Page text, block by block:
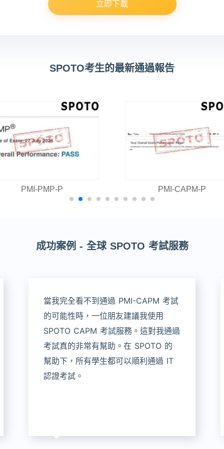
立即下載
SPOTO考生的最新通過報告
PMI-PMP-P PMI-CAPM-P
成功案例 - 全球 SPOTO 考試服務
當我完全看不到通過 PMI-CAPM 考試
的可能性時，一位朋友建議我使用
SPOTO CAPM 考試服務。這對我通過
考試真的非常有幫助。在 SPOTO 的
幫助下，所有學生都可以順利通過 IT
認證考試。